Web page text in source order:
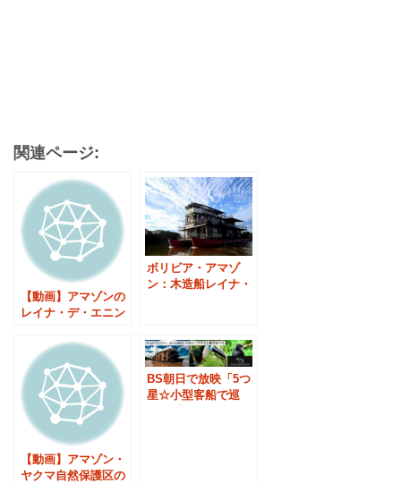
関連ページ:
【動画】アマゾンの
レイナ・デ・エニン
ボリビア・アマゾ
ン：木造船レイナ・
【動画】アマゾン・
ヤクマ自然保護区の
BS朝日で放映「5つ
星☆小型客船で巡